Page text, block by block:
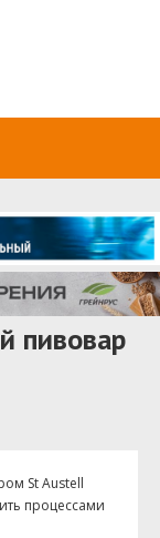
пивовар
St Austell
процессами